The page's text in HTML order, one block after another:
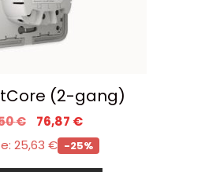
(2-gang)
€ 76,87 €
25,63 € -25%